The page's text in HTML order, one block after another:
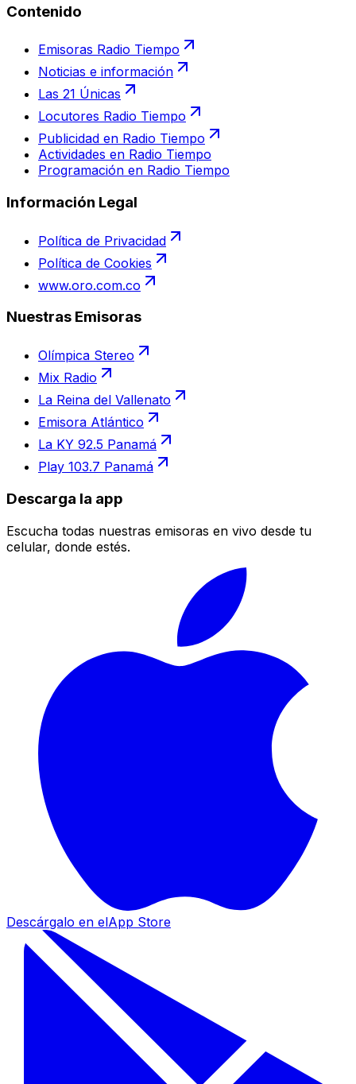
Contenido
Emisoras Radio Tiempo
Noticias e información
Las 21 Únicas
Locutores Radio Tiempo
Publicidad en Radio Tiempo
Actividades en Radio Tiempo
Programación en Radio Tiempo
Información Legal
Política de Privacidad
Política de Cookies
www.oro.com.co
Nuestras Emisoras
Olímpica Stereo
Mix Radio
La Reina del Vallenato
Emisora Atlántico
La KY 92.5 Panamá
Play 103.7 Panamá
Descarga la app
Escucha todas nuestras emisoras en vivo desde tu
celular, donde estés.
Descárgalo en elApp Store